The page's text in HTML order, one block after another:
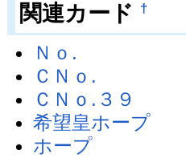
関連カード †
Ｎｏ.
ＣＮｏ.
ＣＮｏ.３９
希望皇ホープ
ホープ